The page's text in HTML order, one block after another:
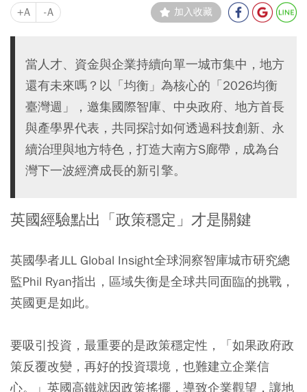
+A -A 加入收藏
當人才、資金與企業持續向單一城市集中，地方
還有未來嗎？以「均衡」為核心的「2026均衡
臺灣週」，邀集國際智庫、中央政府、地方首長
與產學界代表，共同探討如何透過科技創新、永
續治理與地方特色，打造大南方S廊帶，成為台
灣下一波經濟成長的新引擎。
英國經驗點出「政策穩定」才是關鍵
英國學者JLL Global Insight全球洞察智庫城市研究總
監Phil Ryan指出，區域失衡是全球共同面臨的挑戰，
英國更是如此。
要吸引投資，最重要的是政策穩定性，「如果政府政
策反覆改變，再好的投資環境，也難建立企業信
心。」英國高鐵就因政策搖擺，導致企業觀望，讓地